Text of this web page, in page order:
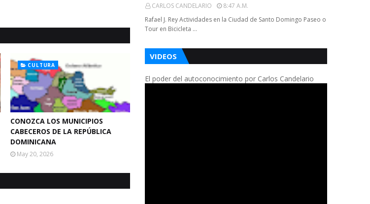
CULTURA
CONOZCA LOS MUNICIPIOS
CABECEROS DE LA REPÚBLICA
DOMINICANA
May 20, 2026
CARLOS CANDELARIO
8:47 A.m.
Rafael J. Rey Actividades en la Ciudad de Santo Domingo Paseo o
Tour en Bicicleta …
VIDEOS
El poder del autoconocimiento por Carlos Candelario